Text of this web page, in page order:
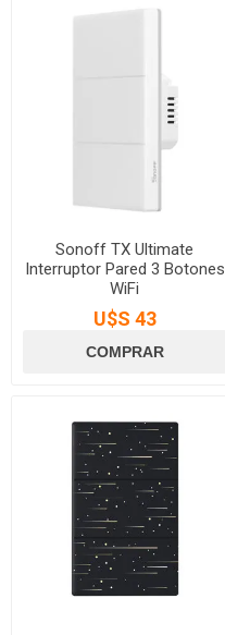
Sonoff TX Ultimate
Interruptor Pared 3 Botones
WiFi
U$S 43